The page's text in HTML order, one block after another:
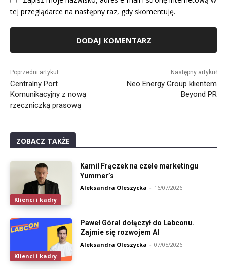
tej przeglądarce na następny raz, gdy skomentuję.
Poprzedni artykuł
Centralny Port
Komunikacyjny z nową
rzeczniczką prasową
Następny artykuł
Neo Energy Group klientem
Beyond PR
ZOBACZ TAKŻE
Klienci i kadry
Kamil Frączek na czele marketingu
Yummer’s
Aleksandra Oleszycka - 16/07/2026
Klienci i kadry
Paweł Góral dołączył do Labconu.
Zajmie się rozwojem AI
Aleksandra Oleszycka - 07/05/2026